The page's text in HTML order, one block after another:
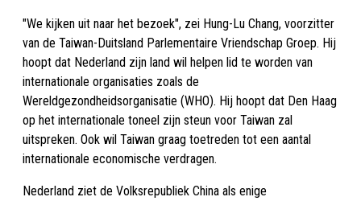
"We kijken uit naar het bezoek", zei Hung-Lu Chang, voorzitter
van de Taiwan-Duitsland Parlementaire Vriendschap Groep. Hij
hoopt dat Nederland zijn land wil helpen lid te worden van
internationale organisaties zoals de
Wereldgezondheidsorganisatie (WHO). Hij hoopt dat Den Haag
op het internationale toneel zijn steun voor Taiwan zal
uitspreken. Ook wil Taiwan graag toetreden tot een aantal
internationale economische verdragen.
Nederland ziet de Volksrepubliek China als enige